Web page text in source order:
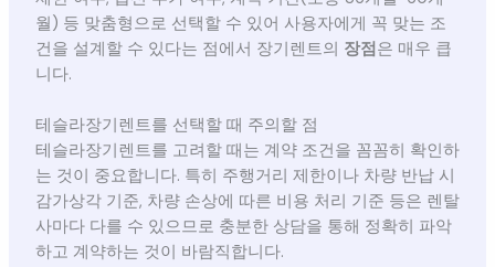
월) 등 맞춤형으로 선택할 수 있어 사용자에게 꼭 맞는 조
건을 설계할 수 있다는 점에서 장기렌트의 장점 은 매우 큽
니다.
테슬라장기렌트를 선택할 때 주의할 점
테슬라장기렌트를 고려할 때는 계약 조건을 꼼꼼히 확인하
는 것이 중요합니다. 특히 주행거리 제한이나 차량 반납 시
감가상각 기준, 차량 손상에 따른 비용 처리 기준 등은 렌탈
사마다 다를 수 있으므로 충분한 상담을 통해 정확히 파악
하고 계약하는 것이 바람직합니다.